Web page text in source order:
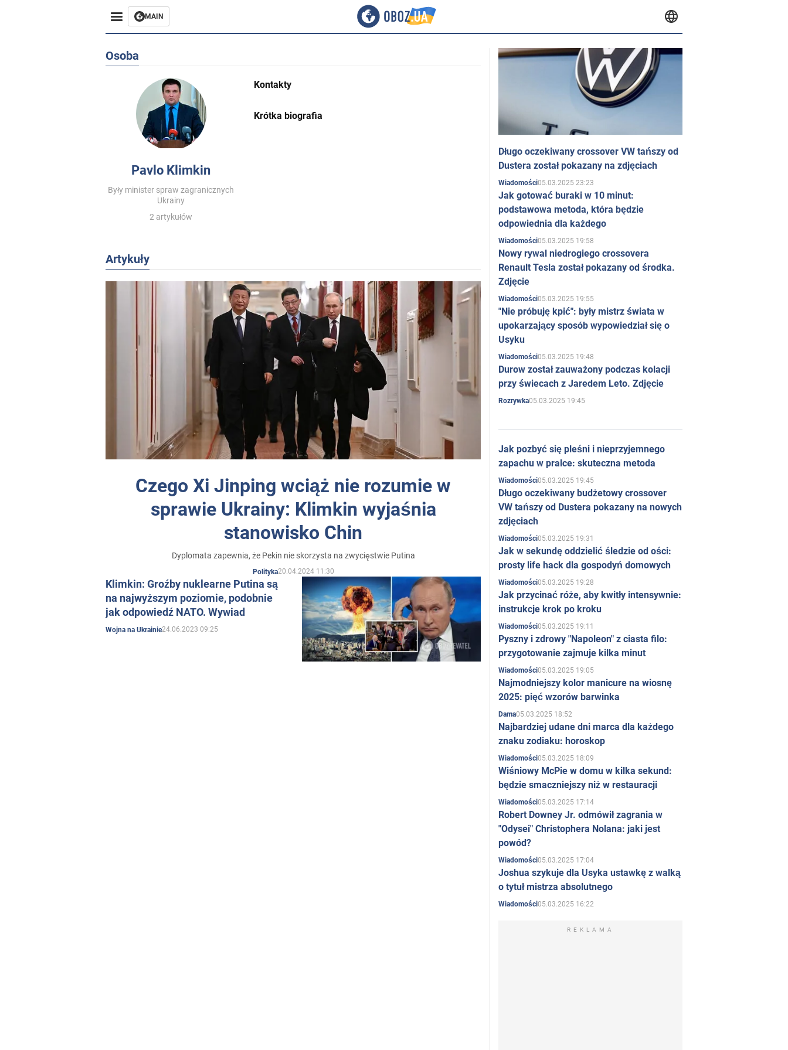
MAIN
Osoba
Pavlo Klimkin
Były minister spraw zagranicznych
Ukrainy
2 artykułów
Kontakty
Krótka biografia
Artykuły
Czego Xi Jinping wciąż nie rozumie w
sprawie Ukrainy: Klimkin wyjaśnia
stanowisko Chin
Dyplomata zapewnia, że Pekin nie skorzysta na zwycięstwie Putina
Polityka20.04.2024 11:30
Klimkin: Groźby nuklearne Putina są
na najwyższym poziomie, podobnie
jak odpowiedź NATO. Wywiad
Wojna na Ukrainie24.06.2023 09:25
Długo oczekiwany crossover VW tańszy od
Dustera został pokazany na zdjęciach
Wiadomości05.03.2025 23:23
Jak gotować buraki w 10 minut:
podstawowa metoda, która będzie
odpowiednia dla każdego
Wiadomości05.03.2025 19:58
Nowy rywal niedrogiego crossovera
Renault Tesla został pokazany od środka.
Zdjęcie
Wiadomości05.03.2025 19:55
"Nie próbuję kpić": były mistrz świata w
upokarzający sposób wypowiedział się o
Usyku
Wiadomości05.03.2025 19:48
Durow został zauważony podczas kolacji
przy świecach z Jaredem Leto. Zdjęcie
Rozrywka05.03.2025 19:45
Jak pozbyć się pleśni i nieprzyjemnego
zapachu w pralce: skuteczna metoda
Wiadomości05.03.2025 19:45
Długo oczekiwany budżetowy crossover
VW tańszy od Dustera pokazany na nowych
zdjęciach
Wiadomości05.03.2025 19:31
Jak w sekundę oddzielić śledzie od ości:
prosty life hack dla gospodyń domowych
Wiadomości05.03.2025 19:28
Jak przycinać róże, aby kwitły intensywnie:
instrukcje krok po kroku
Wiadomości05.03.2025 19:11
Pyszny i zdrowy "Napoleon" z ciasta filo:
przygotowanie zajmuje kilka minut
Wiadomości05.03.2025 19:05
Najmodniejszy kolor manicure na wiosnę
2025: pięć wzorów barwinka
Dama05.03.2025 18:52
Najbardziej udane dni marca dla każdego
znaku zodiaku: horoskop
Wiadomości05.03.2025 18:09
Wiśniowy McPie w domu w kilka sekund:
będzie smaczniejszy niż w restauracji
Wiadomości05.03.2025 17:14
Robert Downey Jr. odmówił zagrania w
"Odysei" Christophera Nolana: jaki jest
powód?
Wiadomości05.03.2025 17:04
Joshua szykuje dla Usyka ustawkę z walką
o tytuł mistrza absolutnego
Wiadomości05.03.2025 16:22
REKLAMA